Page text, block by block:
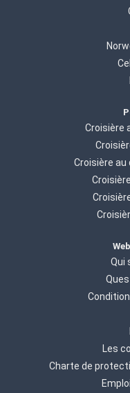
Croisière
Croisière
Qui
Les
Charte de